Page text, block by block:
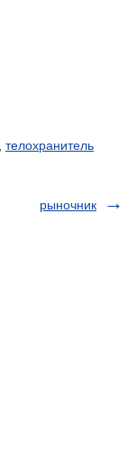
телохранитель
рыночник